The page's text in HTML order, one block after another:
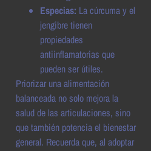
Especias: La cúrcuma y el
jengibre tienen
propiedades
antiinflamatorias que
pueden ser útiles.
Priorizar una alimentación
balanceada no solo mejora la
salud de las articulaciones, sino
que también potencia el bienestar
general. Recuerda que, al adoptar